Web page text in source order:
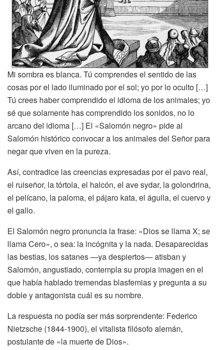
Mi sombra es blanca. Tú comprendes el sentido de las
cosas por el lado iluminado por el sol; yo por lo oculto […]
Tú crees haber comprendido el idioma de los animales; yo
sé que solamente has comprendido los sonidos, no lo
arcano del idioma […] El «Salomón negro» pide al
Salomón histórico convocar a los animales del Señor para
negar que viven en la pureza.
Así, contradice las creencias expresadas por el pavo real,
el ruiseñor, la tórtola, el halcón, el ave sydar, la golondrina,
el pelícano, la paloma, el pájaro kata, el águila, el cuervo y
el gallo.
El Salomón negro pronuncia la frase: «Dios se llama X; se
llama Cero», o sea: la incógnita y la nada. Desaparecidas
las bestias, los satanes —ya despiertos— atisban y
Salomón, angustiado, contempla su propia imagen en el
que había hablado tremendas blasfemias y pregunta a su
doble y antagonista cuál es su nombre.
La respuesta no podía ser más sorprendente: Federico
Nietzsche (1844-1900), el vitalista filósofo alemán,
postulante de «la muerte de Dios».